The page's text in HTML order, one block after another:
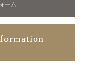
ーム